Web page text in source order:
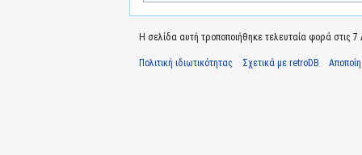
Η σελίδα αυτή τροποποιήθηκε τελευταία φορά στις 7
Πολιτική ιδιωτικότητας Σχετικά με retroDB